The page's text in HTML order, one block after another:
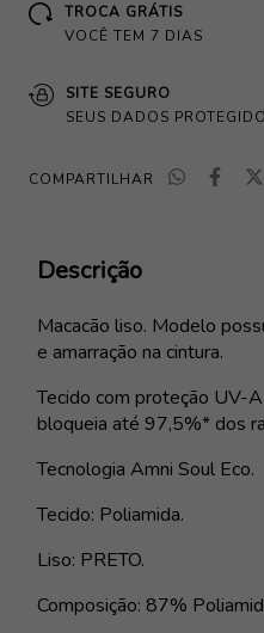
TROCA GRÁTIS
VOCÊ TEM 7 DIAS
SITE SEGURO
SEUS DADOS
COMPARTILHAR
Descrição
Macacão liso. Modelo
e amarração na cintura.
Tecido com proteção UV-
bloqueia até 97,5%* dos
Tecnologia Amni Soul Eco.
Tecido: Poliamida.
Liso: PRETO.
Composição: 87%